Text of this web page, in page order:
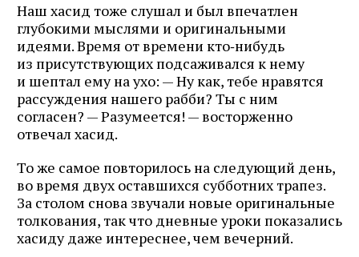
Наш хасид тоже слушал и был впечатлен
глубокими мыслями и оригинальными
идеями. Время от времени кто‑нибудь
из присутствующих подсаживался к нему
и шептал ему на ухо: — Ну как, тебе нравятся
рассуждения нашего рабби? Ты с ним
согласен? — Разумеется! — восторженно
отвечал хасид.
То же самое повторилось на следующий день,
во время двух оставшихся субботних трапез.
За столом снова звучали новые оригинальные
толкования, так что дневные уроки показались
хасиду даже интереснее, чем вечерний.